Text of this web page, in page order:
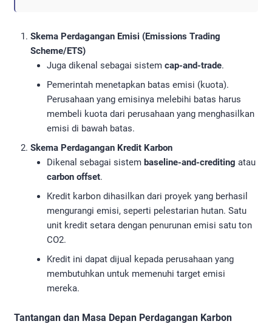
Skema Perdagangan Emisi (Emissions Trading
Scheme/ETS)
Juga dikenal sebagai sistemcap-and-trade.
Pemerintah menetapkan batas emisi (kuota).
Perusahaan yang emisinya melebihi batas harus
membeli kuota dari perusahaan yang menghasilkan
emisi di bawah batas.
Skema Perdagangan Kredit Karbon
Dikenal sebagai sistembaseline-and-crediting atau
carbon offset.
Kredit karbon dihasilkan dari proyek yang berhasil
mengurangi emisi, seperti pelestarian hutan. Satu
unit kredit setara dengan penurunan emisi satu ton
CO2.
Kredit ini dapat dijual kepada perusahaan yang
membutuhkan untuk memenuhi target emisi
mereka.
Tantangan dan Masa Depan Perdagangan Karbon